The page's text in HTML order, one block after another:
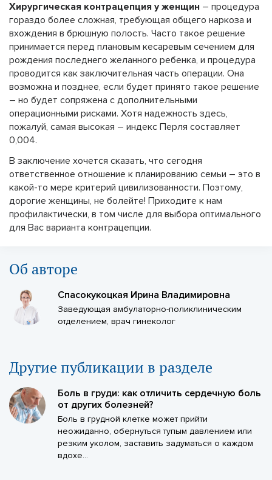
Хирургическая контрацепция у женщин – процедура
гораздо более сложная, требующая общего наркоза и
вхождения в брюшную полость. Часто такое решение
принимается перед плановым кесаревым сечением для
рождения последнего желанного ребенка, и процедура
проводится как заключительная часть операции. Она
возможна и позднее, если будет принято такое решение
– но будет сопряжена с дополнительными
операционными рисками. Хотя надежность здесь,
пожалуй, самая высокая – индекс Перля составляет
0,004.
В заключение хочется сказать, что сегодня
ответственное отношение к планированию семьи – это в
какой-то мере критерий цивилизованности. Поэтому,
дорогие женщины, не болейте! Приходите к нам
профилактически, в том числе для выбора оптимального
для Вас варианта контрацепции.
Об авторе
Спасокукоцкая Ирина Владимировна
Заведующая амбулаторно-поликлиническим
отделением, врач гинеколог
Другие публикации в разделе
Боль в груди: как отличить сердечную боль
от других болезней?
Боль в грудной клетке может прийти
неожиданно, обернуться тупым давлением или
резким уколом, заставить задуматься о каждом
вдохе...